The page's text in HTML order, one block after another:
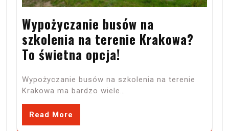
Wypożyczanie busów na
szkolenia na terenie Krakowa?
To świetna opcja!
Wypożyczanie busów na szkolenia na terenie
Krakowa ma bardzo wiele…
Read More